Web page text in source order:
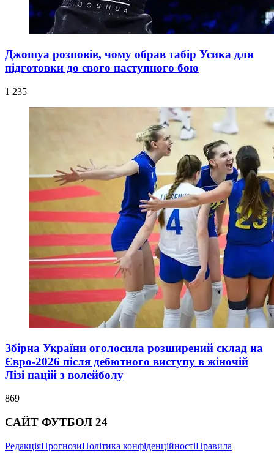
Джошуа розповів, чому обрав табір Усика для
підготовки до свого наступного бою
1 235
Збірна України оголосила розширений склад на
Євро-2026 після дебютного виступу в жіночій
Лізі націй з волейболу
869
САЙТ ФУТБОЛ 24
РедакціяПрогнозиПолітика конфіденційностіПравила